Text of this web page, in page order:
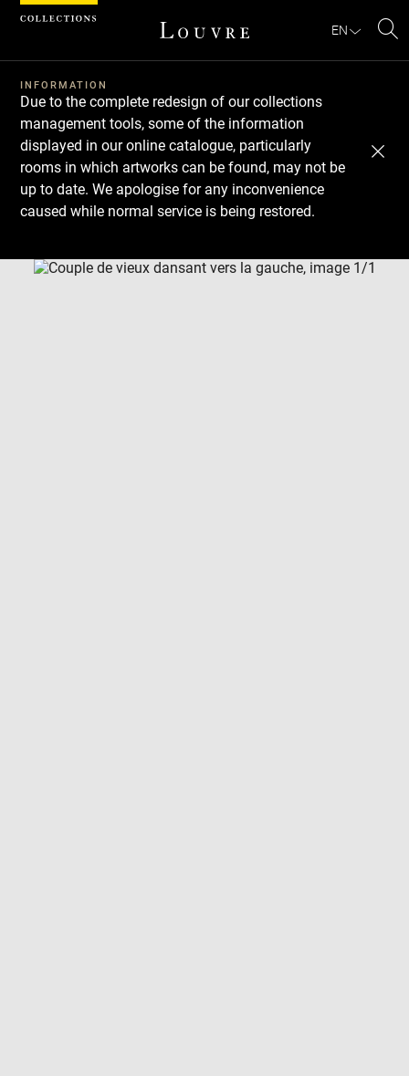
EN
INFORMATION
Due to the complete redesign of our collections
management tools, some of the information
displayed in our online catalogue, particularly
rooms in which artworks can be found, may not be
up to date. We apologise for any inconvenience
caused while normal service is being restored.
Download
Next
Previous
Cookies management panel